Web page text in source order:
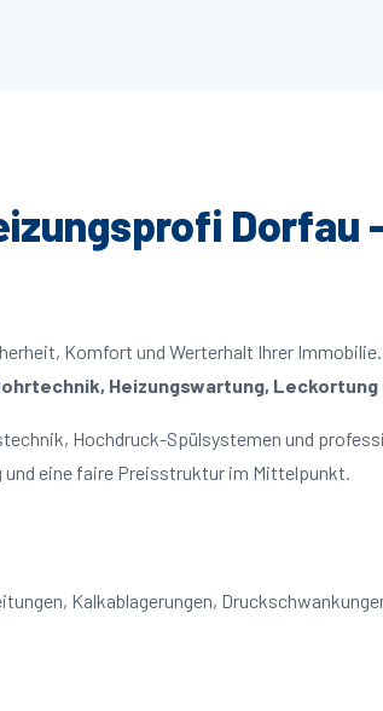
Dorfau
Komfort und Werterhalt Ihrer
Heizungswartung,
Hochdruck-Spülsystemen und
und eine faire Preisstruktur im Mittelpunkt.
Kalkablagerungen,